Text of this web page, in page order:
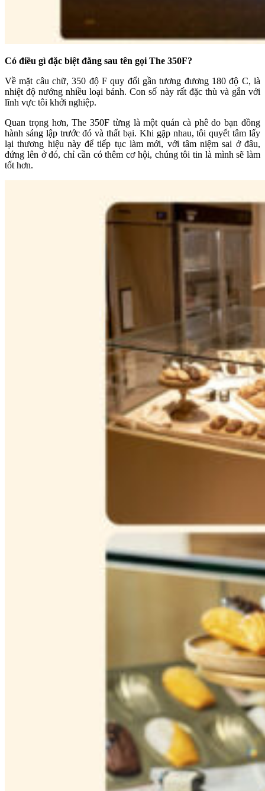
Có điều gì đặc biệt đằng sau tên gọi The 350F?
Về mặt câu chữ, 350 độ F quy đổi gần tương đương 180 độ C, là
nhiệt độ nướng nhiều loại bánh. Con số này rất đặc thù và gắn với
lĩnh vực tôi khởi nghiệp.
Quan trọng hơn, The 350F từng là một quán cà phê do bạn đồng
hành sáng lập trước đó và thất bại. Khi gặp nhau, tôi quyết tâm lấy
lại thương hiệu này để tiếp tục làm mới, với tâm niệm sai ở đâu,
đứng lên ở đó, chỉ cần có thêm cơ hội, chúng tôi tin là mình sẽ làm
tốt hơn.